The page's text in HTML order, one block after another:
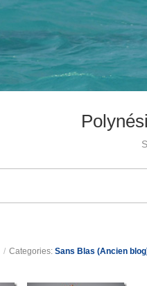
/ Categories: Sans Blas (Ancien